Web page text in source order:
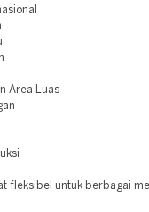
Area Luas
fleksibel untuk berbagai